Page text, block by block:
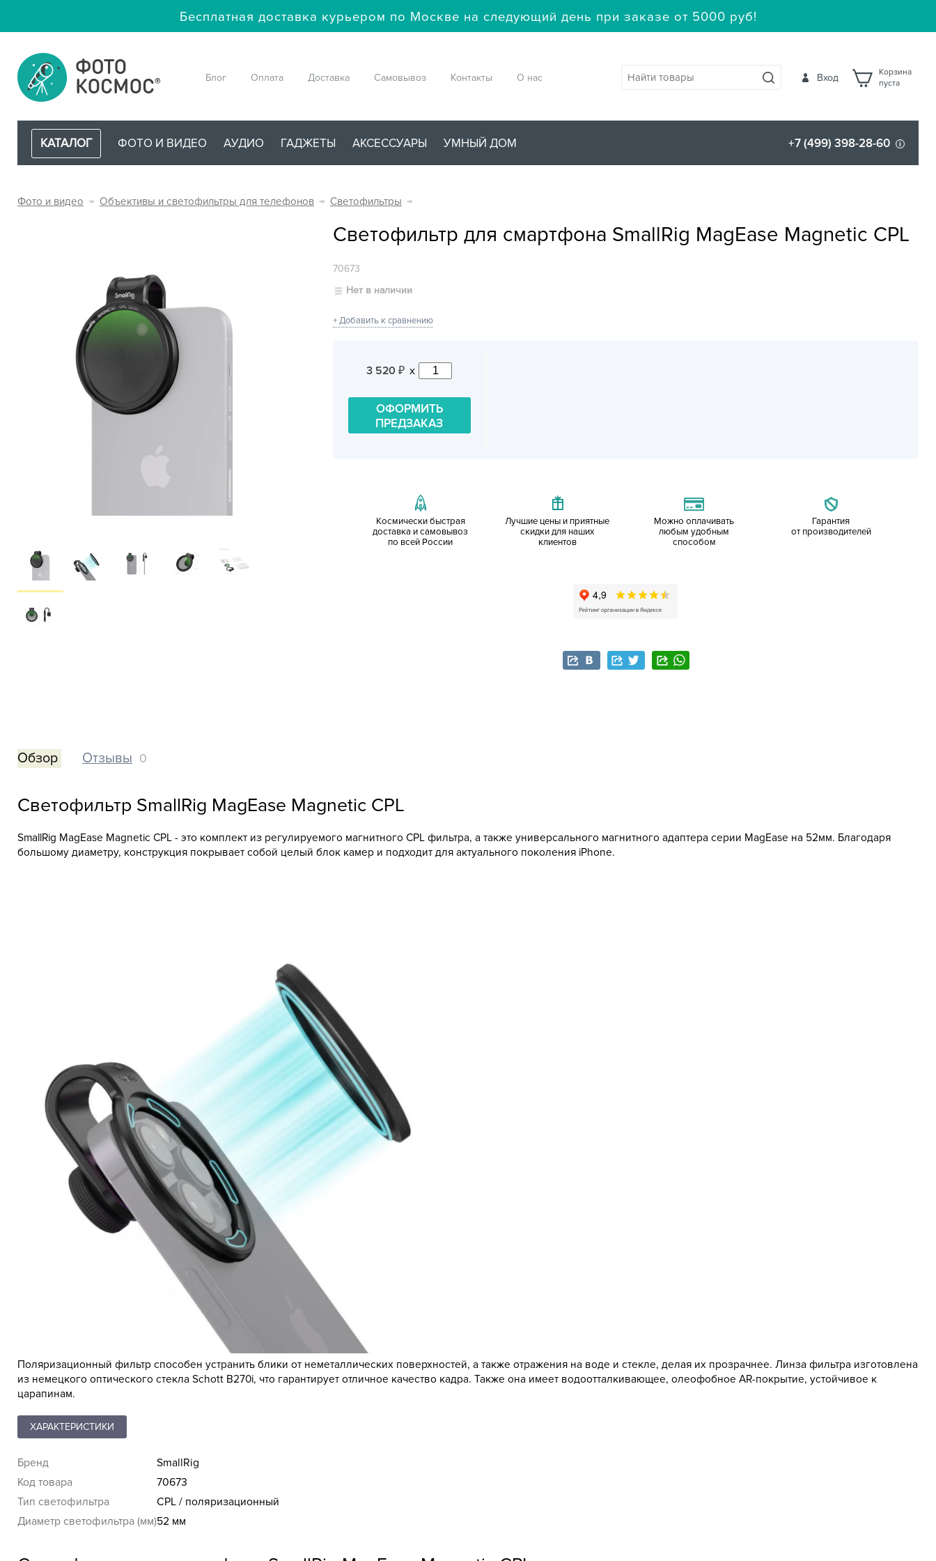
Бесплатная доставка курьером по Москве на следующий день при заказе от 5000 руб!
Блог Оплата Доставка Самовывоз Контакты О нас
Корзина
пуста
Вход
КАТАЛОГ ФОТО И ВИДЕО АУДИО ГАДЖЕТЫ АКСЕССУАРЫ УМНЫЙ ДОМ +7 (499) 398-28-60
Фото и видео → Объективы и светофильтры для телефонов → Светофильтры →
Светофильтр для смартфона SmallRig MagEase Magnetic CPL
70673
Нет в наличии
+ Добавить к сравнению
3 520₽ x
ОФОРМИТЬ
ПРЕДЗАКАЗ
Космически быстрая
доставка и самовывоз
по всей России
Лучшие цены и приятные
скидки для наших
клиентов
Можно оплачивать
любым удобным
способом
Гарантия
от производителей
Обзор Отзывы 0
Светофильтр SmallRig MagEase Magnetic CPL
SmallRig MagEase Magnetic CPL - это комплект из регулируемого магнитного CPL фильтра, а также универсального магнитного адаптера серии MagEase на 52мм. Благодаря
большому диаметру, конструкция покрывает собой целый блок камер и подходит для актуального поколения iPhone.
Поляризационный фильтр способен устранить блики от неметаллических поверхностей, а также отражения на воде и стекле, делая их прозрачнее. Линза фильтра изготовлена
из немецкого оптического стекла Schott B270i, что гарантирует отличное качество кадра. Также она имеет водоотталкивающее, олеофобное AR-покрытие, устойчивое к
царапинам.
ХАРАКТЕРИСТИКИ
Бренд
SmallRig
Код товара
70673
Тип светофильтра
CPL / поляризационный
Диаметр светофильтра (мм)52 мм